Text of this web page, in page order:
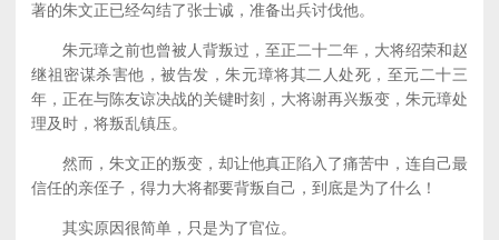
著的朱文正已经勾结了张士诚，准备出兵讨伐他。
朱元璋之前也曾被人背叛过，至正二十二年，大将绍荣和赵
继祖密谋杀害他，被告发，朱元璋将其二人处死，至元二十三
年，正在与陈友谅决战的关键时刻，大将谢再兴叛变，朱元璋处
理及时，将叛乱镇压。
然而，朱文正的叛变，却让他真正陷入了痛苦中，连自己最
信任的亲侄子，得力大将都要背叛自己，到底是为了什么！
其实原因很简单，只是为了官位。